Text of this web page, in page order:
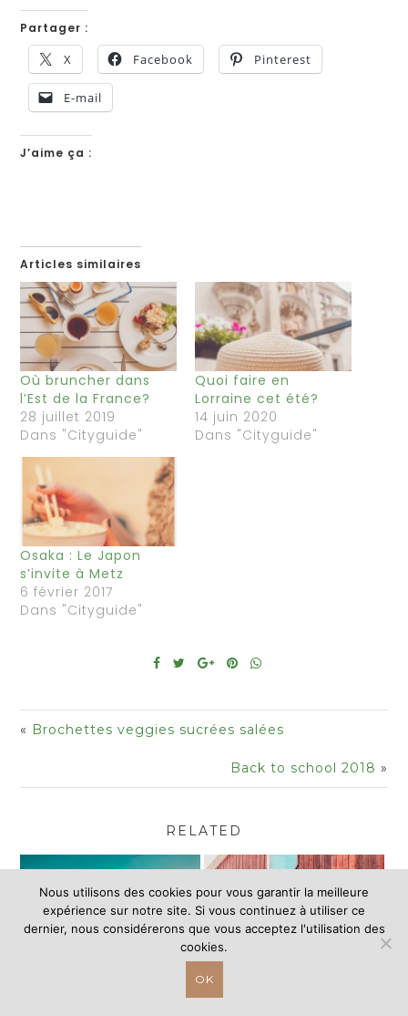
Partager :
X Facebook Pinterest
E-mail
J’aime ça :
Articles similaires
Où bruncher dans
l’Est de la France?
28 juillet 2019
Dans "Cityguide"
Quoi faire en
Lorraine cet été?
14 juin 2020
Dans "Cityguide"
Osaka : Le Japon
s’invite à Metz
6 février 2017
Dans "Cityguide"
« Brochettes veggies sucrées salées
Back to school 2018 »
RELATED
Nous utilisons des cookies pour vous garantir la meilleure
expérience sur notre site. Si vous continuez à utiliser ce
dernier, nous considérerons que vous acceptez l'utilisation des
cookies.
OK